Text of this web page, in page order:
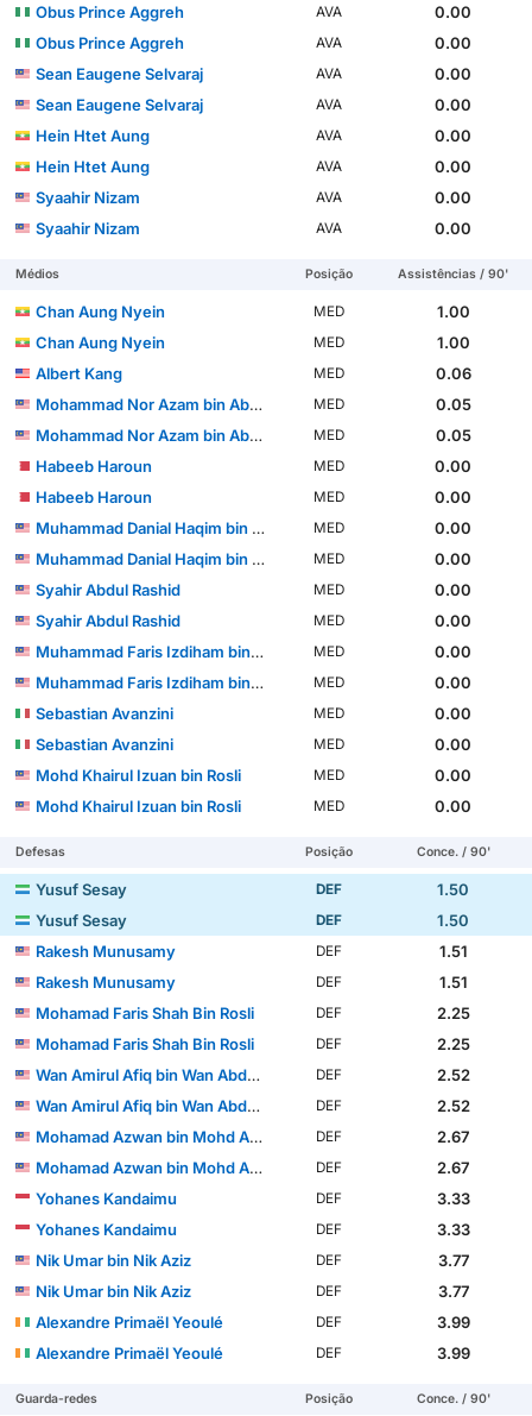
Obus Prince Aggreh
AVA
0.00
Obus Prince Aggreh
AVA
0.00
Sean Eaugene Selvaraj
AVA
0.00
Sean Eaugene Selvaraj
AVA
0.00
Hein Htet Aung
AVA
0.00
Hein Htet Aung
AVA
0.00
Syaahir Nizam
AVA
0.00
Syaahir Nizam
AVA 0.00
Médios Posição Assistências / 90'
Chan Aung Nyein MED
1.00
Chan Aung Nyein
MED
1.00
Albert Kang
MED
0.06
Mohammad Nor Azam bin Abdul Azih
MED
0.05
Mohammad Nor Azam bin Abdul Azih
MED
0.05
Habeeb Haroun
MED
0.00
Habeeb Haroun
MED
0.00
Muhammad Danial Haqim bin Deraman
MED
0.00
Muhammad Danial Haqim bin Deraman
MED
0.00
Syahir Abdul Rashid
MED
0.00
Syahir Abdul Rashid
MED
0.00
Muhammad Faris Izdiham bin Awang Kechik
MED
0.00
Muhammad Faris Izdiham bin Awang Kechik
MED
0.00
Sebastian Avanzini
MED
0.00
Sebastian Avanzini
MED
0.00
Mohd Khairul Izuan bin Rosli
MED
0.00
Mohd Khairul Izuan bin Rosli
MED 0.00
Defesas Posição Conce. / 90'
Yusuf Sesay DEF
1.50
Yusuf Sesay
DEF
1.50
Rakesh Munusamy
DEF
1.51
Rakesh Munusamy
DEF
1.51
Mohamad Faris Shah Bin Rosli
DEF
2.25
Mohamad Faris Shah Bin Rosli
DEF
2.25
Wan Amirul Afiq bin Wan Abdul Rahman
DEF
2.52
Wan Amirul Afiq bin Wan Abdul Rahman
DEF
2.52
Mohamad Azwan bin Mohd Aripin
DEF
2.67
Mohamad Azwan bin Mohd Aripin
DEF
2.67
Yohanes Kandaimu
DEF
3.33
Yohanes Kandaimu
DEF
3.33
Nik Umar bin Nik Aziz
DEF
3.77
Nik Umar bin Nik Aziz
DEF
3.77
Alexandre Primaël Yeoulé
DEF
3.99
Alexandre Primaël Yeoulé
DEF 3.99
Guarda-redes Posição Conce. / 90'